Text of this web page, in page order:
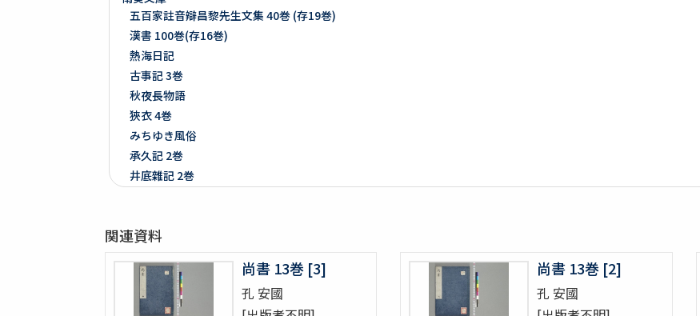
五百家註音辯昌黎先生文集 40巻 (存19巻)
漢書 100巻(存16巻)
熱海日記
古事記 3巻
秋夜長物語
狹衣 4巻
みちゆき風俗
承久記 2巻
井底雜記 2巻
附音増廣古註蒙求 3巻
四體千字文
天地萬物造化論
新刻増校切用正音郷談雜字大全 2巻 (存1巻)
関連資料
尚書 13巻 [3]
孔 安國
尚書 13巻 [2]
孔 安國